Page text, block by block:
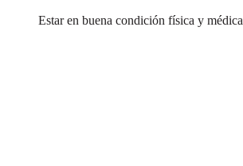
Estar en buena condición física y médica